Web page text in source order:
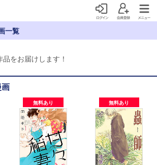
一覧
品をお届けします！
無料あり 無料あり